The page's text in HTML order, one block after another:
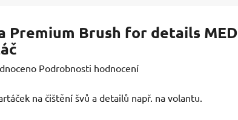
Premium Brush for details
Podrobnosti hodnocení
na čištění švů a detailů např. na volantu.